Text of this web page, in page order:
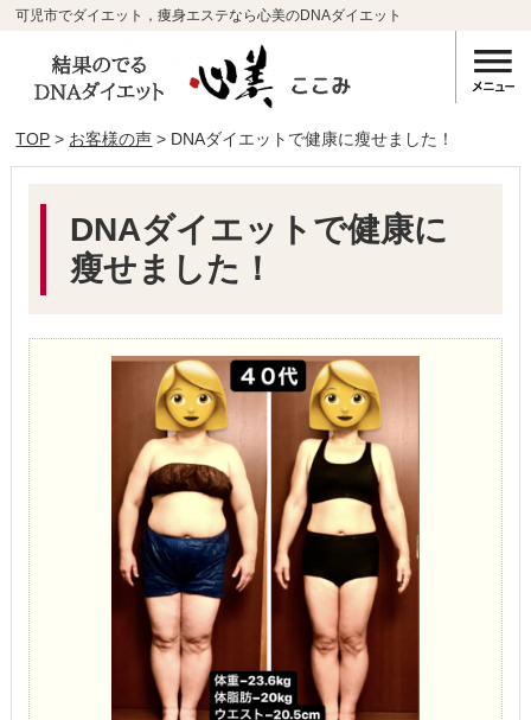
可児市でダイエット，痩身エステなら心美のDNAダイエット
TOP > お客様の声 > DNAダイエットで健康に瘦せました！
DNAダイエットで健康に
瘦せました！